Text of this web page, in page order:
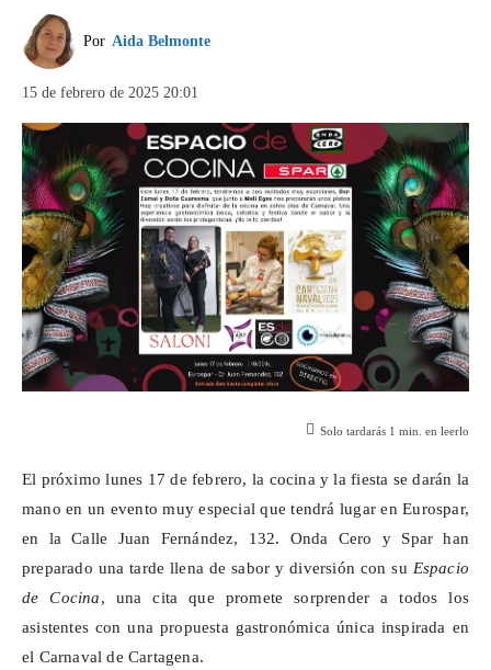
Por Aida Belmonte
15 de febrero de 2025 20:01
Solo tardarás 1 min. en leerlo
El próximo lunes 17 de febrero, la cocina y la fiesta se darán la
mano en un evento muy especial que tendrá lugar enEurospar,
en la Calle Juan Fernández, 132. Onda Cero y Spar han
preparado una tarde llena de sabor y diversión con su Espacio
de Cocina, una cita que promete sorprender a todos los
asistentes con una propuesta gastronómica única inspirada en
el Carnaval de Cartagena.